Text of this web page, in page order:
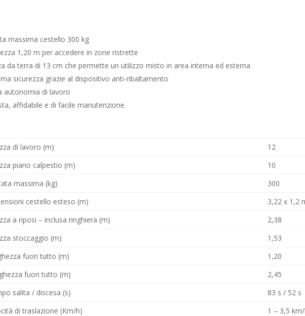
massima cestello 300 kg
1,20 m per accedere in zone ristrette
da terra di 13 cm che permette un utilizzo misto in area interna ed esterna
sicurezza grazie al dispositivo anti-ribaltamento
autonomia di lavoro
affidabile e di facile manutenzione
di lavoro (m)
12
piano calpestio (m)
10
massima (kg)
300
cestello esteso (m)
3,22 x 1,2
a riposi – inclusa ringhiera (m)
2,38
stoccaggio (m)
1,53
fuori tutto (m)
1,20
fuori tutto (m)
2,45
salita / discesa (s)
83 s / 52 s
di traslazione (Km/h)
1 – 3,5